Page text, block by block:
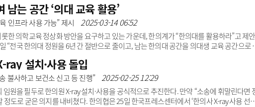
나 송어 생식세포에서 인체와 유사한 유전자를 추출해 만든 물질이다. 비스테로이드성 성
하는 효과가 뛰어나 활용 범위가 빠르게 확대되고 있다. 최근에는 피부미용뿐만 아니라 재
은 자생한방병원 자생메디바이오센터를 중심으로 P..
남는 공간 ‘의대 교육 활용’
인프라 사용 가능” 제시 2025-03-14 06:52
한 의학교육 정상화 방안을 요구하고 있는 가운데, 한의계가 “한의대를 활용하라”고 제
“전국 한의대 정원을 6년 간 절반으로 줄이고, 남는 한의대 공간을 의대생 교육 공간으로
.또 한의대가 없는 학교는 인근 한의대 공간을 활용한다. 경북대, 영남대, 계명대는 대구한
신대를, 연세대 원주는 상지대를, 충북대는 세명대를, 전북대는 우석대를 활용하는 식이
공간을 확보해 2..
ray 설치·사용 돌입
불사하고 보건소 신고 등 진행” 2025-02-25 12:29
원을 필두로 한의원 X-ray 설치·사용을 공식적으로 추진한다. 만약 “소송에 휘말린다면
도로 굳은 의지를 내비쳤다. 한의협은 25일 한국프레스센터에서 ‘한의사 X-ray 사용 선